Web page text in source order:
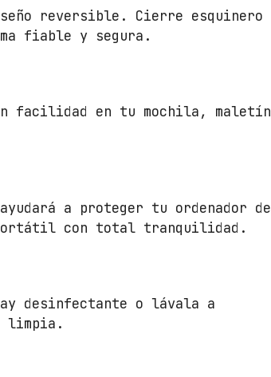
reversible. Cierre esquinero
fiable y segura.
facilidad en tu mochila, maletín
a proteger tu ordenador de
con total tranquilidad.
desinfectante o lávala a
limpia.